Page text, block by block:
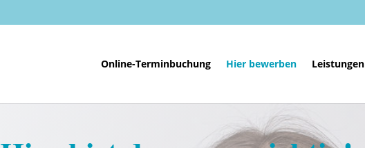
Online-Terminbuchung Hier bewerben Leistungen